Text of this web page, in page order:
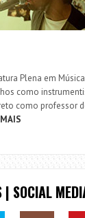
Plena em
como
como professor
| SOCIAL